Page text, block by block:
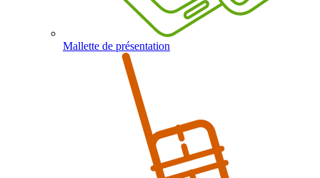
Mallette de présentation